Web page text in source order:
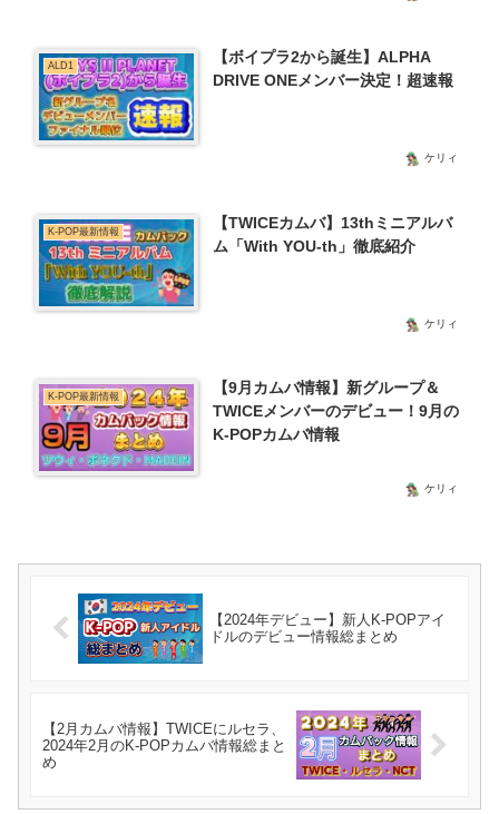
ALD1
【ボイプラ2から誕生】ALPHA
DRIVE ONEメンバー決定！超速報
ケリィ
K-POP最新情報
【TWICEカムバ】13thミニアルバ
ム「With YOU-th」徹底紹介
ケリィ
K-POP最新情報
【9月カムバ情報】新グループ＆
TWICEメンバーのデビュー！9月の
K-POPカムバ情報
ケリィ
【2024年デビュー】新人K-POPアイ
ドルのデビュー情報総まとめ
【2月カムバ情報】TWICEにルセラ、
2024年2月のK-POPカムバ情報総まと
め